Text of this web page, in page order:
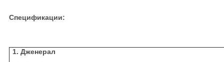
Спецификации:
1. Дженерал